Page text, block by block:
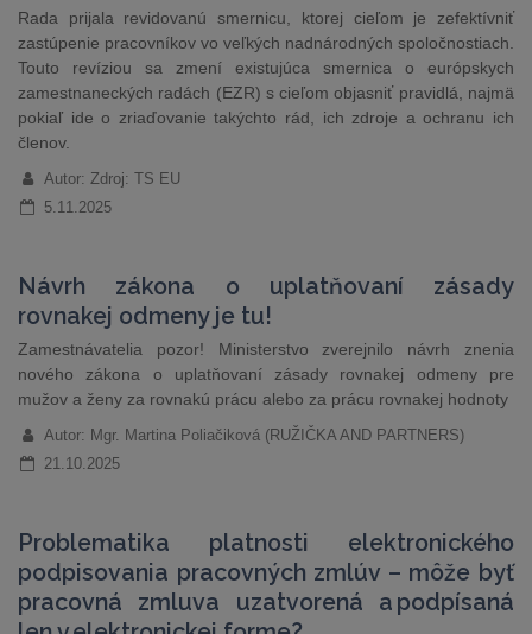
Rada prijala revidovanú smernicu, ktorej cieľom je zefektívniť
zastúpenie pracovníkov vo veľkých nadnárodných spoločnostiach.
Touto revíziou sa zmení existujúca smernica o európskych
zamestnaneckých radách (EZR) s cieľom objasniť pravidlá, najmä
pokiaľ ide o zriaďovanie takýchto rád, ich zdroje a ochranu ich
členov.
Autor: Zdroj: TS EU
5.11.2025
Návrh zákona o uplatňovaní zásady
rovnakej odmeny je tu!
Zamestnávatelia pozor! Ministerstvo zverejnilo návrh znenia
nového zákona o uplatňovaní zásady rovnakej odmeny pre
mužov a ženy za rovnakú prácu alebo za prácu rovnakej hodnoty
Autor: Mgr. Martina Poliačiková (RUŽIČKA AND PARTNERS)
21.10.2025
Problematika platnosti elektronického
podpisovania pracovných zmlúv – môže byť
pracovná zmluva uzatvorená a podpísaná